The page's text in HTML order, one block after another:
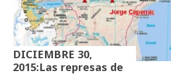
DICIEMBRE 30,
2015:Las represas de